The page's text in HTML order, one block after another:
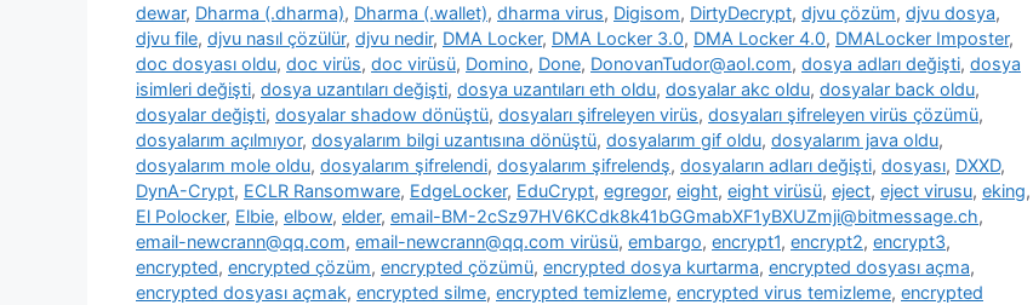
dewar, Dharma (.dharma), Dharma (.wallet), dharma virus, Digisom, DirtyDecrypt, djvu çözüm, djvu dosya,
djvu file, djvu nasıl çözülür, djvu nedir, DMA Locker, DMA Locker 3.0, DMA Locker 4.0, DMALocker Imposter,
doc dosyası oldu, doc virüs, doc virüsü, Domino, Done, DonovanTudor@aol.com, dosya adları değişti, dosya
isimleri değişti, dosya uzantıları değişti, dosya uzantıları eth oldu, dosyalar akc oldu, dosyalar back oldu,
dosyalar değişti, dosyalar shadow dönüştü, dosyaları şifreleyen virüs, dosyaları şifreleyen virüs çözümü,
dosyalarım açılmıyor, dosyalarım bilgi uzantısına dönüştü, dosyalarım gif oldu, dosyalarım java oldu,
dosyalarım mole oldu, dosyalarım şifrelendi, dosyalarım şifrelendş, dosyaların adları değişti, dosyası, DXXD,
DynA-Crypt, ECLR Ransomware, EdgeLocker, EduCrypt, egregor, eight, eight virüsü, eject, eject virusu, eking,
El Polocker, Elbie, elbow, elder, email-BM-2cSz97HV6KCdk8k41bGGmabXF1yBXUZmji@bitmessage.ch,
email-newcrann@qq.com, email-newcrann@qq.com virüsü, embargo, encrypt1, encrypt2, encrypt3,
encrypted, encrypted çözüm, encrypted çözümü, encrypted dosya kurtarma, encrypted dosyası açma,
encrypted dosyası açmak, encrypted silme, encrypted temizleme, encrypted virus temizleme, encrypted